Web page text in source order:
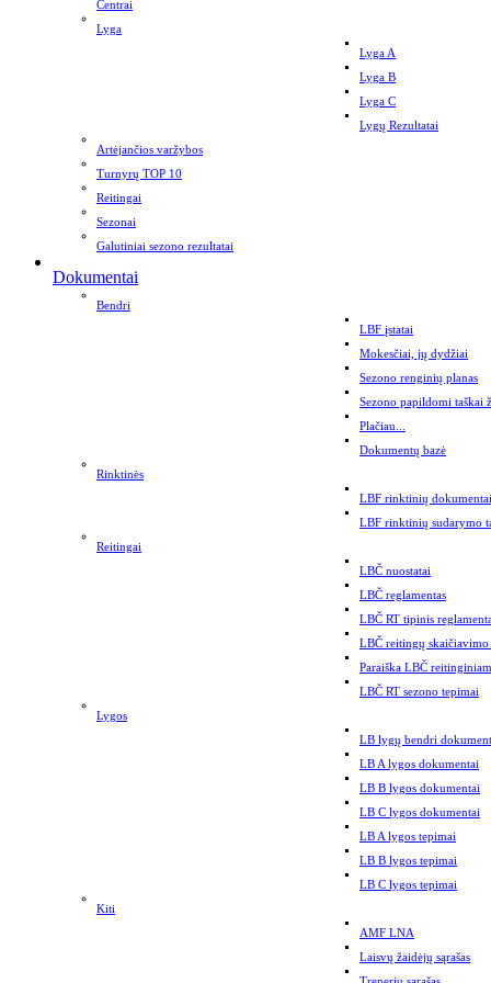
Centrai
Lyga
Lyga A
Lyga B
Lyga C
Lygų Rezultatai
Artėjančios varžybos
Turnyrų TOP 10
Reitingai
Sezonai
Galutiniai sezono rezultatai
Dokumentai
Bendri
LBF įstatai
Mokesčiai, jų dydžiai
Sezono renginių planas
Sezono papildomi taškai
Plačiau...
Dokumentų bazė
Rinktinės
LBF rinktinių dokumentai
LBF rinktinių sudarymo
Reitingai
LBČ nuostatai
LBČ reglamentas
LBČ RT tipinis
LBČ reitingų skaičiavimo
Paraiška LBČ
LBČ RT sezono tepimai
Lygos
LB lygų bendri
LB A lygos dokumentai
LB B lygos dokumentai
LB C lygos dokumentai
LB A lygos tepimai
LB B lygos tepimai
LB C lygos tepimai
Kiti
AMF LNA
Laisvų žaidėjų sąrašas